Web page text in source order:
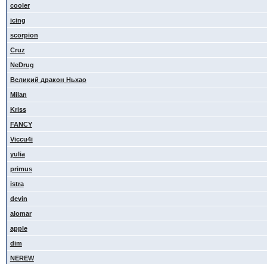
cooler
icing
scorpion
Cruz
NeDrug
Великий дракон Ньхао
Milan
Kriss
FANCY
Viccu4i
yulia
primus
istra
devin
alomar
apple
dim
NEREW